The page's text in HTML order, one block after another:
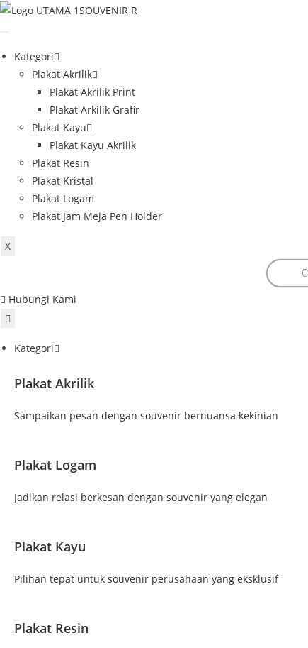
Skip
Kategori
Plakat Akrilik
Plakat Akrilik Print
Plakat Arkilik Grafir
Plakat Kayu
Plakat Kayu Akrilik
Plakat Resin
Plakat Kristal
Plakat Logam
Plakat Jam Meja Pen Holder
X
Products
search
Hubungi Kami
Kategori
Plakat Akrilik
Sampaikan pesan dengan souvenir bernuansa kekinian
Plakat Logam
Jadikan relasi berkesan dengan souvenir yang elegan
Plakat Kayu
Pilihan tepat untuk souvenir perusahaan yang eksklusif
Plakat Resin